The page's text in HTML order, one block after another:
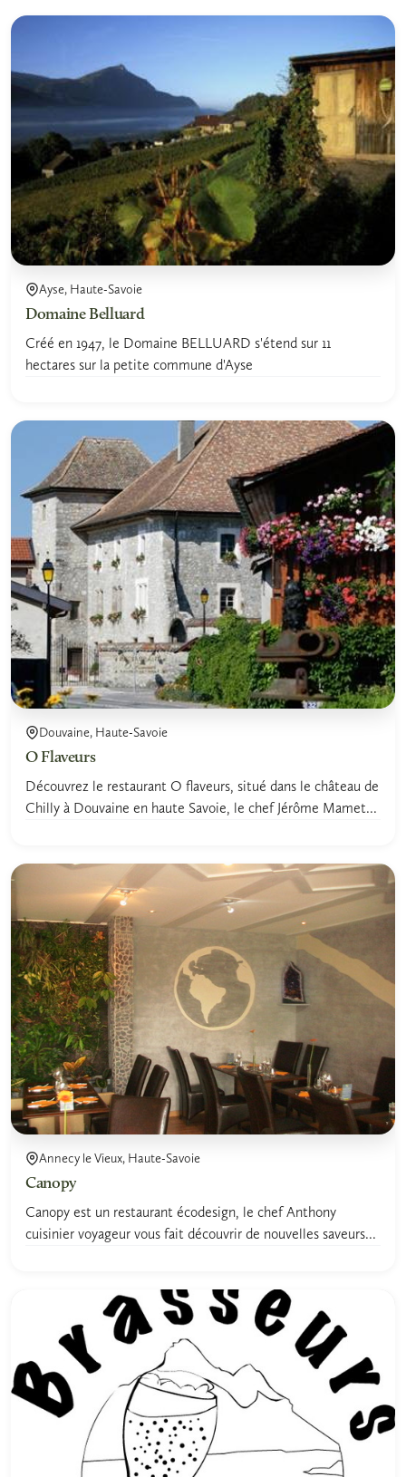
Ayse, Haute-Savoie
Domaine Belluard
Créé en 1947, le Domaine BELLUARD s'étend sur 11
hectares sur la petite commune d'Ayse
Douvaine, Haute-Savoie
O Flaveurs
Découvrez le restaurant O flaveurs, situé dans le château de
Chilly à Douvaine en haute Savoie, le chef Jérôme Mamet...
Annecy le Vieux, Haute-Savoie
Canopy
Canopy est un restaurant écodesign, le chef Anthony
cuisinier voyageur vous fait découvrir de nouvelles saveurs...